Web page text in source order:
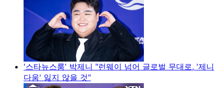
'스타뉴스룸' 박제니 "런웨이 넘어 글로벌 무대로, '제니
다움' 잃지 않을 것"